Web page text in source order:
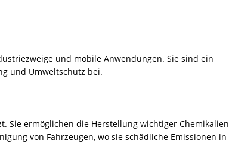
und mobile Anwendungen. Sie sind ein
und Umweltschutz bei.
Sie ermöglichen die Herstellung wichtiger Chemikalien
von Fahrzeugen, wo sie schädliche Emissionen in